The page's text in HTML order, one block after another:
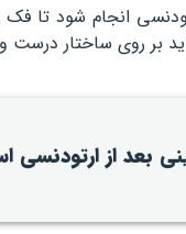
انجام شود تا
بر روی ساختار درست و
بعد از ارتودنسی